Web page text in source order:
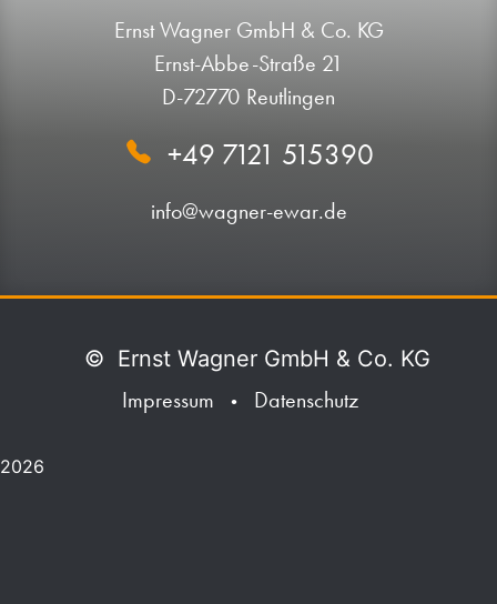
Ernst Wagner GmbH & Co. KG
Ernst-Abbe-Straße 21
D-72770 Reutlingen
+49 7121 515390
info@wagner-ewar.de
© Ernst Wagner GmbH & Co. KG
Impressum
• Datenschutz
2026